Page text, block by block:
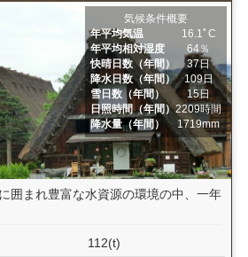
気候条件概要
年平均気温
16.1ﾟC
年平均相対湿度
64％
快晴日数（年間）
37日
降水日数（年間）
109日
雪日数（年間）
15日
日照時間（年間）2209時間
降水量（年間）
1719mm
囲まれ豊富な水資源の環境の中、一年
112(t)